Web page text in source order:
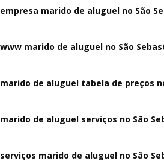
empresa marido de aluguel no São
www marido de aluguel no São
marido de aluguel tabela de preços
marido de aluguel serviços no São
serviços marido de aluguel no São